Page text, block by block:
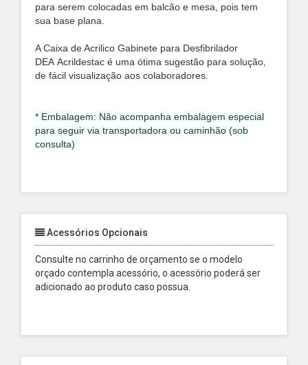
para serem colocadas em balcão e mesa, pois tem
sua base plana.
ACaixa de Acrilico Gabinete para Desfibrilador
DEA Acrildestac é uma ótima sugestão para solução,
de fácil visualização aos colaboradores.
* Embalagem: Não acompanha embalagem especial
para seguir via transportadora ou caminhão (sob
consulta)
Acessórios Opcionais
Consulte no carrinho de orçamento se o modelo
orçado contempla acessório, o acessório poderá ser
adicionado ao produto caso possua.